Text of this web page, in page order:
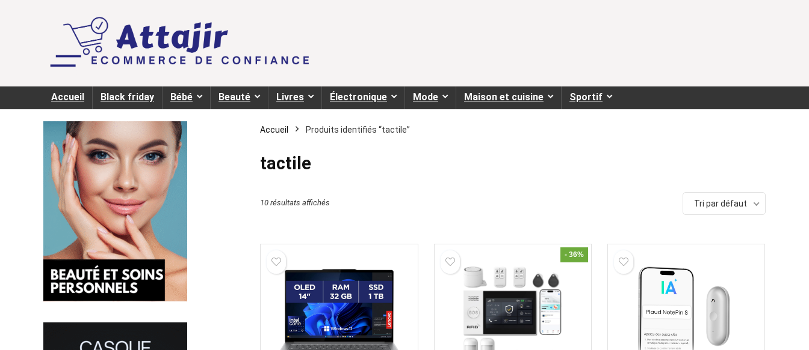
Accueil Black friday Bébé Beauté Livres Électronique Mode Maison et cuisine Sportif
Accueil Produits identifiés “tactile”
tactile
10 résultats affichés Tri par défaut
- 36%